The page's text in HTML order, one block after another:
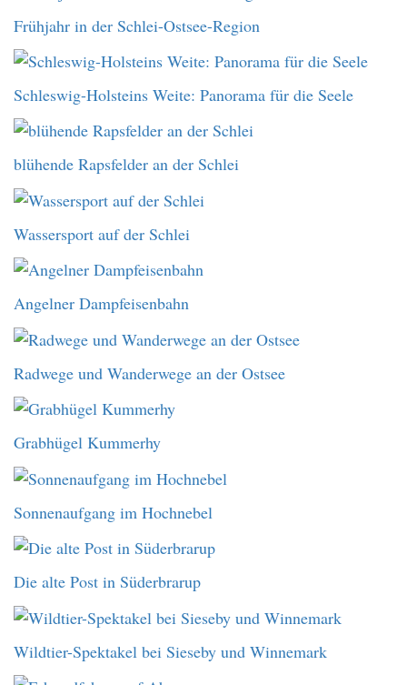
Frühjahr in der Schlei-Ostsee-Region
Schleswig-Holsteins Weite: Panorama für die Seele
blühende Rapsfelder an der Schlei
Wassersport auf der Schlei
Angelner Dampfeisenbahn
Radwege und Wanderwege an der Ostsee
Grabhügel Kummerhy
Sonnenaufgang im Hochnebel
Die alte Post in Süderbrarup
Wildtier-Spektakel bei Sieseby und Winnemark